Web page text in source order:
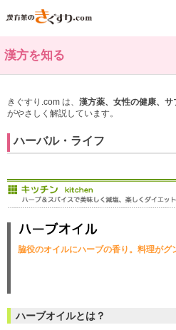
漢方を知る
きぐすり.com は、 漢方薬、女性の健康、
がやさしく解説しています。
ハーバル・ライフ
脇役のオイルにハーブの香り。料理がグ
ハーブオイルとは？